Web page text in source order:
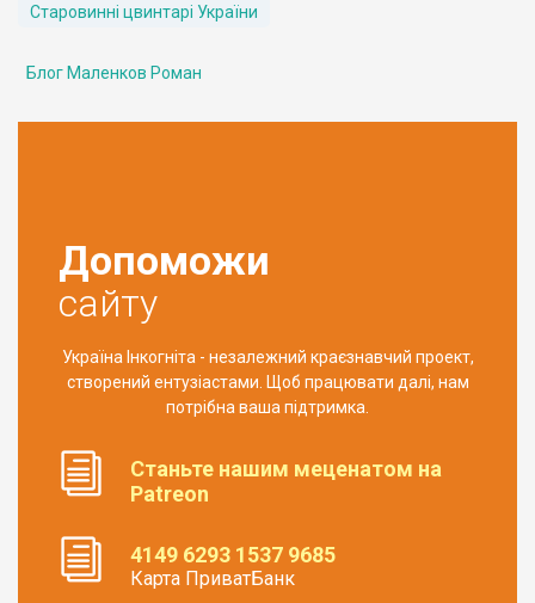
Старовинні цвинтарі України
Блог Маленков Роман
Допоможи
сайту
Україна Інкогніта - незалежний краєзнавчий проект,
створений ентузіастами. Щоб працювати далі, нам
потрібна ваша підтримка.
Станьте нашим меценатом на
Patreon
4149 6293 1537 9685
Карта ПриватБанк